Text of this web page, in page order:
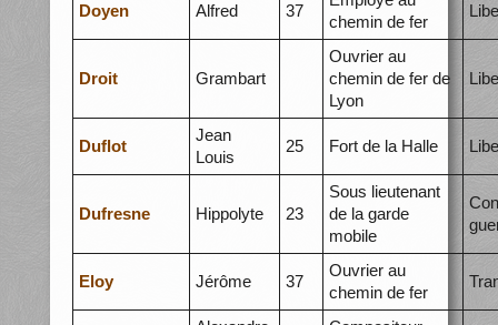
Doyen Alfred 37
chemin de fer
Droit Grambart
Ouvrier au
chemin de fer de
Lyon
Duflot
Jean
Louis
25 Fort de la Halle
Dufresne Hippolyte 23
Sous lieutenant
de la garde
mobile
Eloy Jérôme 37
Ouvrier au
chemin de fer